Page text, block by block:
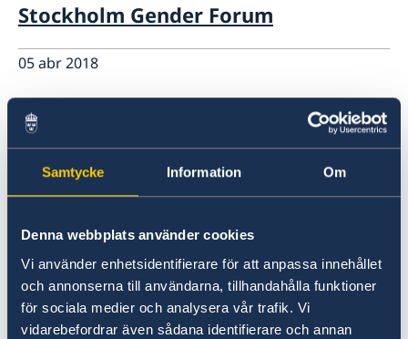
Samtycke Information Om
Denna webbplats använder cookies
Vi använder enhetsidentifierare för att anpassa innehållet
och annonserna till användarna, tillhandahålla funktioner
för sociala medier och analysera vår trafik. Vi
vidarebefordrar även sådana identifierare och annan
Stockholm Gender Forum
05 abr 2018
Torrevieja och Valencia
"Centenario todo Bergman"
Focus Suecia en el Festival Cine por
mujeres